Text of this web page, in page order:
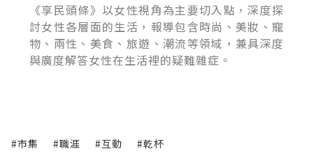
《享民頭條》以女性視角為主要切入點，深度探
討女性各層面的生活，報導包含時尚、美妝、寵
物、兩性、美食、旅遊、潮流等領域，兼具深度
與廣度解答女性在生活裡的疑難雜症。
#市集 #職涯 #互動 #乾杯